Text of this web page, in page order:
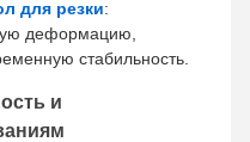
для резки:
деформацию,
стабильность.
и